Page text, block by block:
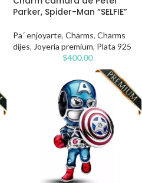
Parker, Spider-Man “SELFIE”
Pa´ enjoyarte, Charms, Charms
dijes, Joyería premium, Plata 925
$400.00